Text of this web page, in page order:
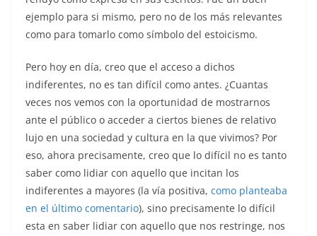
ejemplo para si mismo, pero no de los más relevantes
como para tomarlo como símbolo del estoicismo.
Pero hoy en día, creo que el acceso a dichos
indiferentes, no es tan difícil como antes. ¿Cuantas
veces nos vemos con la oportunidad de mostrarnos
ante el público o acceder a ciertos bienes de relativo
lujo en una sociedad y cultura en la que vivimos? Por
eso, ahora precisamente, creo que lo difícil no es tanto
saber como lidiar con aquello que incitan los
indiferentes a mayores (la vía positiva, como planteaba
en el último comentario), sino precisamente lo difícil
esta en saber lidiar con aquello que nos restringe, nos